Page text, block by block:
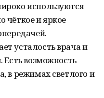
используются
чёткое и яркое
усталость врача и
Есть возможность
в режимах светлого и